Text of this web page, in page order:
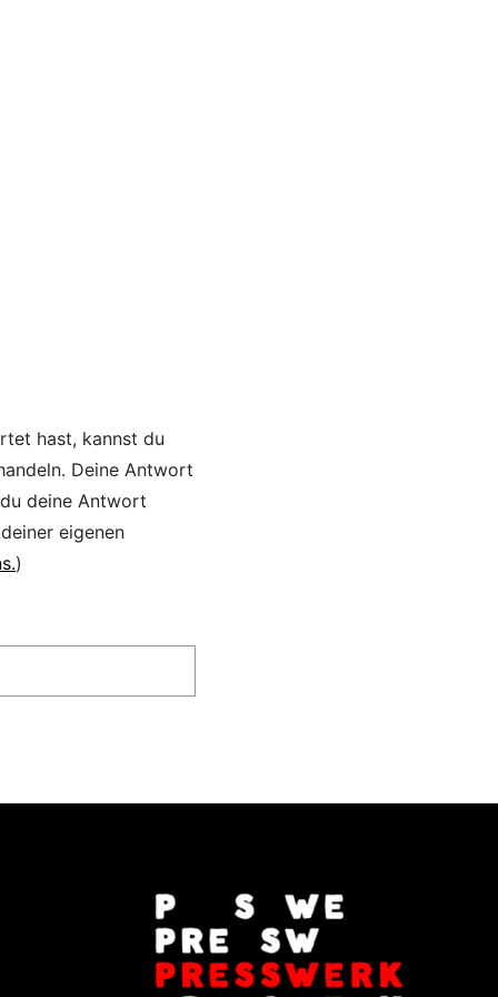
hast, kannst du
Deine Antwort
deine Antwort
eigenen
)